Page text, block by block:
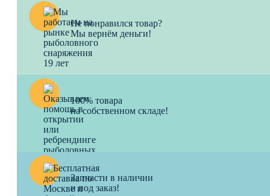
Не понравился товар?
Мы вернём деньги!
100% товара
на собственном складе!
Запчасти в наличии
и под заказ!